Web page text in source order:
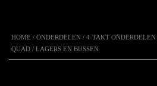
HOME / ONDERDELEN / 4-TAKT
QUAD / LAGERS EN BUSSEN